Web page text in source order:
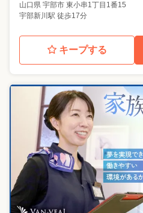
山口県 宇部市 東小串1丁目1番15
宇部新川駅 徒歩17分
キープする